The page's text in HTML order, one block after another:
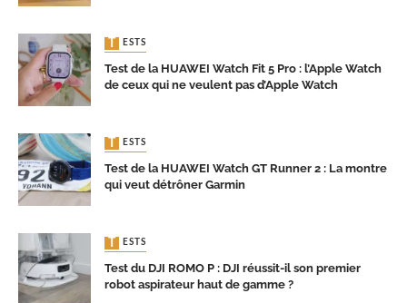
TESTS
Test de la HUAWEI Watch Fit 5 Pro : l’Apple Watch
de ceux qui ne veulent pas d’Apple Watch
TESTS
Test de la HUAWEI Watch GT Runner 2 : La montre
qui veut détrôner Garmin
TESTS
Test du DJI ROMO P : DJI réussit-il son premier
robot aspirateur haut de gamme ?